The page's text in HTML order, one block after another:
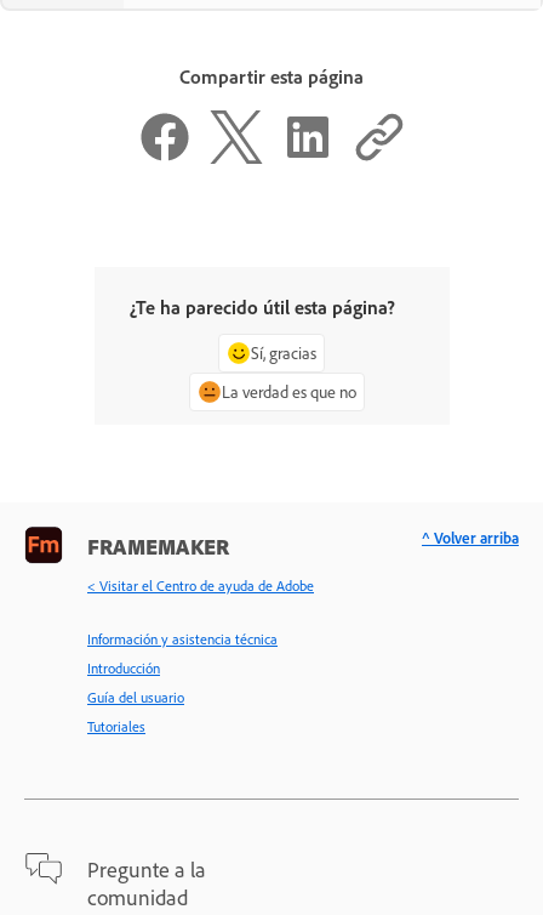
Compartir esta página
¿Te ha parecido útil esta página?
Sí, gracias
La verdad es que no
FRAMEMAKER
< Visitar el Centro de ayuda de Adobe
Información y asistencia técnica
Introducción
Guía del usuario
Tutoriales
Pregunte a la
comunidad
^ Volver arriba